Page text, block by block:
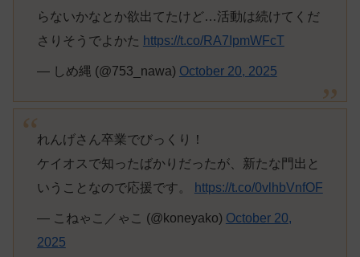
らないかなとか欲出てたけど…活動は続けてくだ
さりそうでよかた https://t.co/RA7IpmWFcT
— しめ縄 (@753_nawa) October 20, 2025
れんげさん卒業でびっくり！
ケイオスで知ったばかりだったが、新たな門出と
いうことなので応援です。
https://t.co/0vlhbVnfOF
— こねゃこ／ゃこ (@koneyako) October 20,
2025